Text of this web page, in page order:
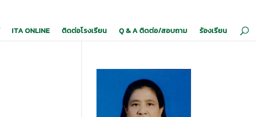
ITA ONLINE ติดต่อโรงเรียน Q & A ติดต่อ/สอบถาม ร้องเรียน